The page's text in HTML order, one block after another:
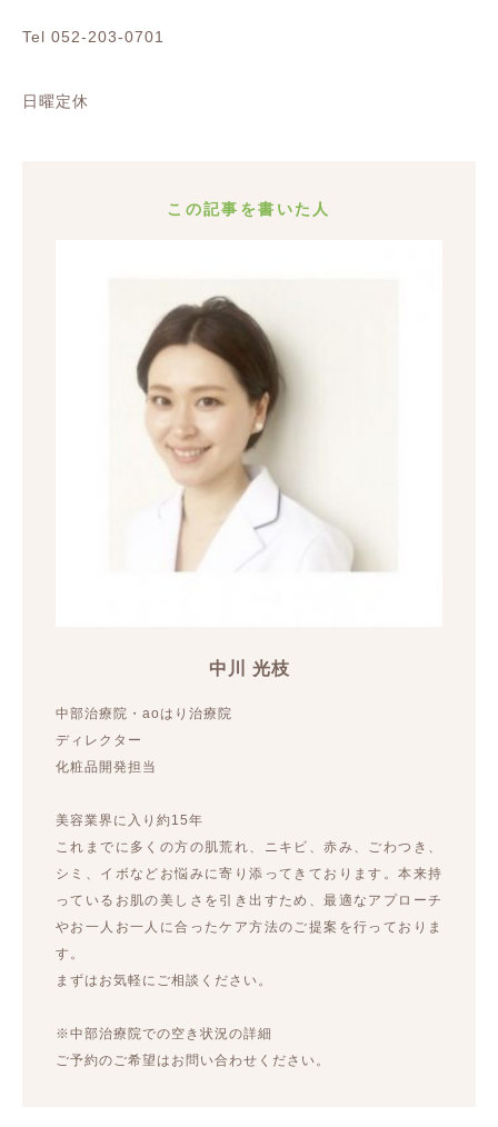
Tel 052-203-0701
日曜定休
この記事を書いた人
中川 光枝
中部治療院・aoはり治療院
ディレクター
化粧品開発担当
美容業界に入り約15年
これまでに多くの方の肌荒れ、ニキビ、赤み、ごわつき、
シミ、イボなどお悩みに寄り添ってきております。本来持
っているお肌の美しさを引き出すため、最適なアプローチ
やお一人お一人に合ったケア方法のご提案を行っておりま
す。
まずはお気軽にご相談ください。
※中部治療院での空き状況の詳細
ご予約のご希望はお問い合わせください。